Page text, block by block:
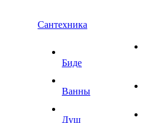
Сантехника
Биде
Ванны
Душ